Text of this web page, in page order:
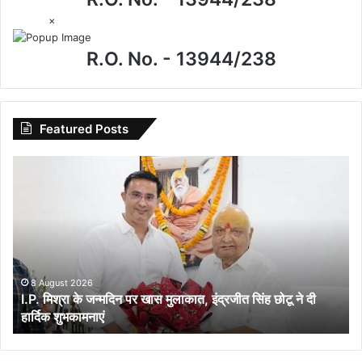
×
R.O. No. - 13944/238
Featured Posts
मुलाकात,
इंद्रजीत
सिंह
छोटू
ने
दी
8 August 2026
I.P. मिश्रा के जन्मदिन पर खास मुलाकात, इंद्रजीत सिंह छोटू ने दी
हार्दिक शुभकामनाएं